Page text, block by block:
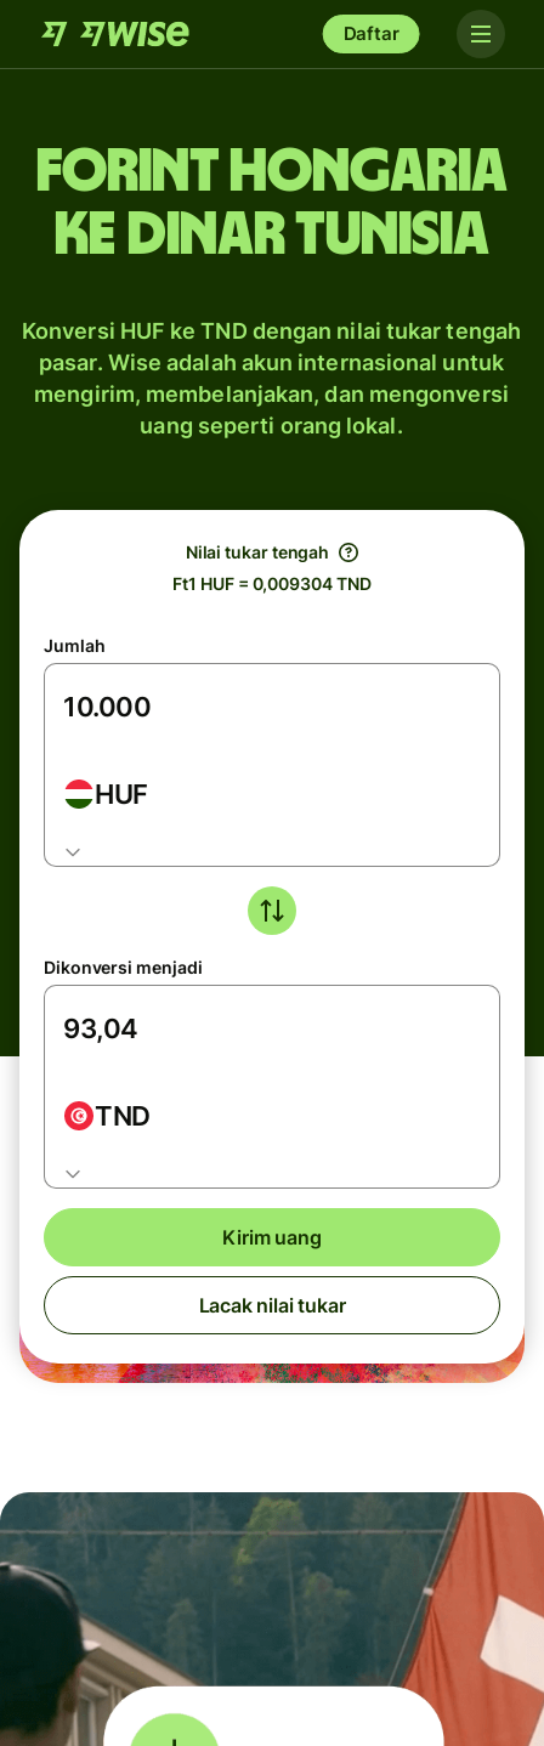
Daftar
forint Hongaria
ke dinar Tunisia
Konversi HUF ke TND dengan nilai tukar tengah
pasar. Wise adalah akun internasional untuk
mengirim, membelanjakan, dan mengonversi
uang seperti orang lokal.
Nilai tukar tengah
Ft1 HUF = 0,009304 TND
Jumlah
HUF
Dikonversi menjadi
TND
Kirim uang
Lacak nilai tukar